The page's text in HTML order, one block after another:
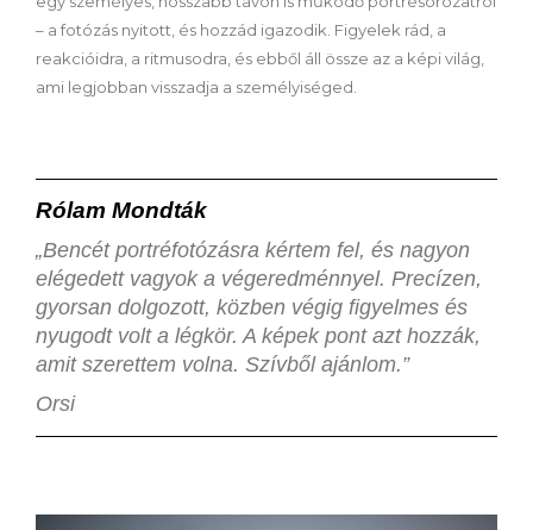
– a fotózás nyitott, és hozzád igazodik. Figyelek rád, a
reakcióidra, a ritmusodra, és ebből áll össze az a képi világ,
ami legjobban visszadja a személyiséged.
Rólam Mondták
„Bencét portréfotózásra kértem fel, és nagyon
elégedett vagyok a végeredménnyel. Precízen,
gyorsan dolgozott, közben végig figyelmes és
nyugodt volt a légkör. A képek pont azt hozzák,
amit szerettem volna. Szívből ajánlom.”
Orsi